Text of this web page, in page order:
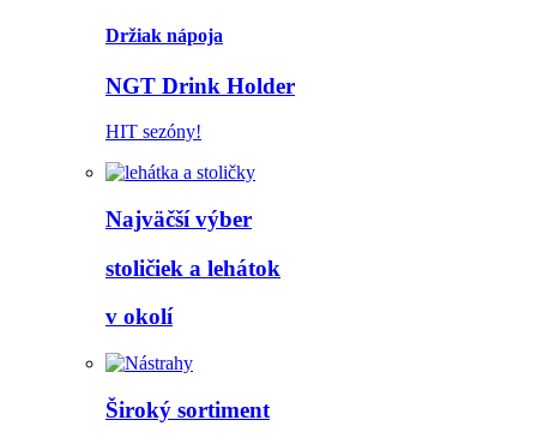
Držiak nápoja
NGT Drink Holder
HIT sezóny!
Najväčší výber
stoličiek a lehátok
v okolí
Široký sortiment